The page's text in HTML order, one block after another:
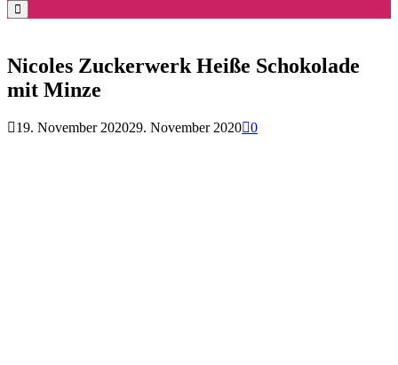
for:
Search
Nicoles Zuckerwerk Heiße Schokolade
mit Minze
19. November 202029. November 2020 0